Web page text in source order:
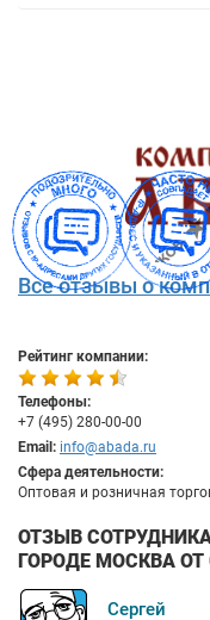
Все отзывы о
Рейтинг компании:
Телефоны:
+7 (495) 280-00-00
Email: info@abada.ru
Сфера деятельности:
Оптовая и розничная
ОТЗЫВ
ГОРОДЕ МОСКВА ОТ
Сергей